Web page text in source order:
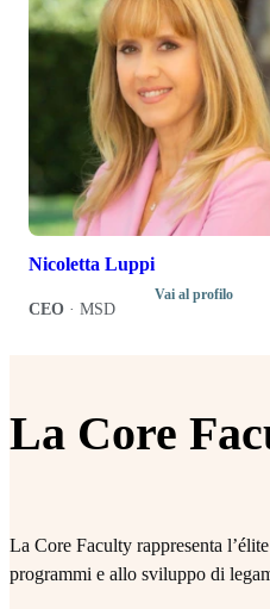
Nicoletta Luppi
CEO · MSD
Vai al profilo
La Core
La Core Faculty rappresenta
programmi e allo sviluppo di